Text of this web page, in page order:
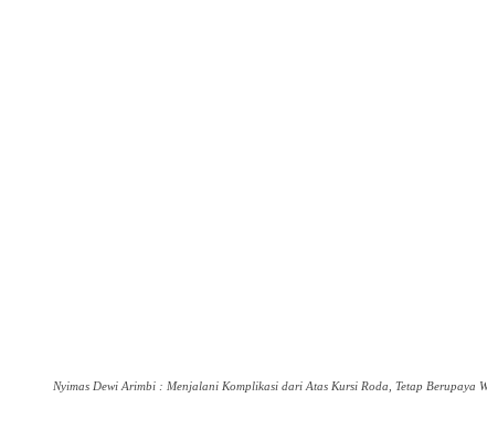
Nyimas Dewi Arimbi : Menjalani Komplikasi dari Atas Kursi Roda, Tetap